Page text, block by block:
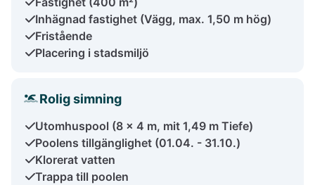
Inhägnad fastighet (Vägg, max. 1,50 m hög)
Fristående
Placering i stadsmiljö
Rolig simning
Utomhuspool (8 x 4 m, mit 1,49 m Tiefe)
Poolens tillgänglighet (01.04. - 31.10.)
Klorerat vatten
Trappa till poolen